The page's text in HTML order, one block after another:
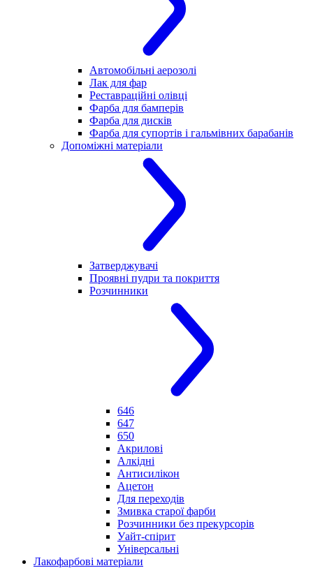
Автомобільні аерозолі
Лак для фар
Реставраційні олівці
Фарба для бамперів
Фарба для дисків
Фарба для супортів і гальмівних барабанів
Допоміжні матеріали
Затверджувачі
Проявні пудри та покриття
Розчинники
646
647
650
Акрилові
Алкідні
Антисилікон
Ацетон
Для переходів
Змивка старої фарби
Розчинники без прекурсорів
Уайт-спірит
Універсальні
Лакофарбові матеріали